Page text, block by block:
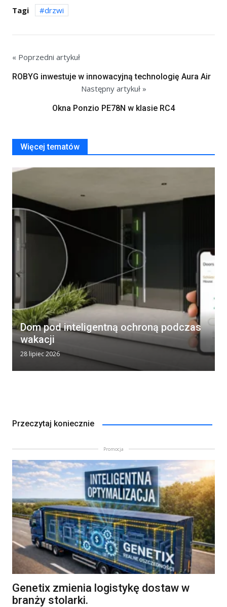
Tagi drzwi
« Poprzedni artykuł
ROBYG inwestuje w innowacyjną technologię Aura Air
Następny artykuł »
Okna Ponzio PE78N w klasie RC4
Więcej tematów
Dom pod inteligentną ochroną podczas
wakacji
28 lipiec 2026
Przeczytaj koniecznie
Promocja
Genetix zmienia logistykę dostaw w
branży stolarki.